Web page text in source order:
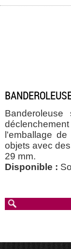
l'emballage
objets avec
29 mm.
Disponible :